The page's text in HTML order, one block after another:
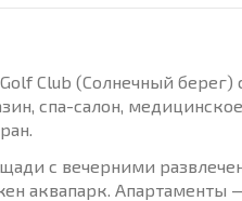
Club (Солнечный
спа-салон,
с вечерними
аквапарк. Апартаменты